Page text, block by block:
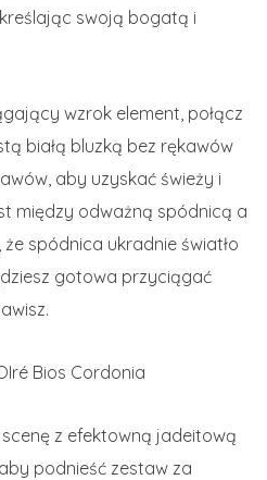
swoją bogatą i
wzrok element, połącz
białą bluzką bez rękawów
aby uzyskać świeży i
między odważną spódnicą a
spódnica ukradnie światło
gotowa przyciągać
Bios Cordonia
z efektowną jadeitową
podnieść zestaw za